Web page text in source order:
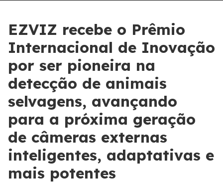
EZVIZ recebe o Prêmio
Internacional de Inovação
por ser pioneira na
detecção de animais
selvagens, avançando
para a próxima geração
de câmeras externas
inteligentes, adaptativas e
mais potentes